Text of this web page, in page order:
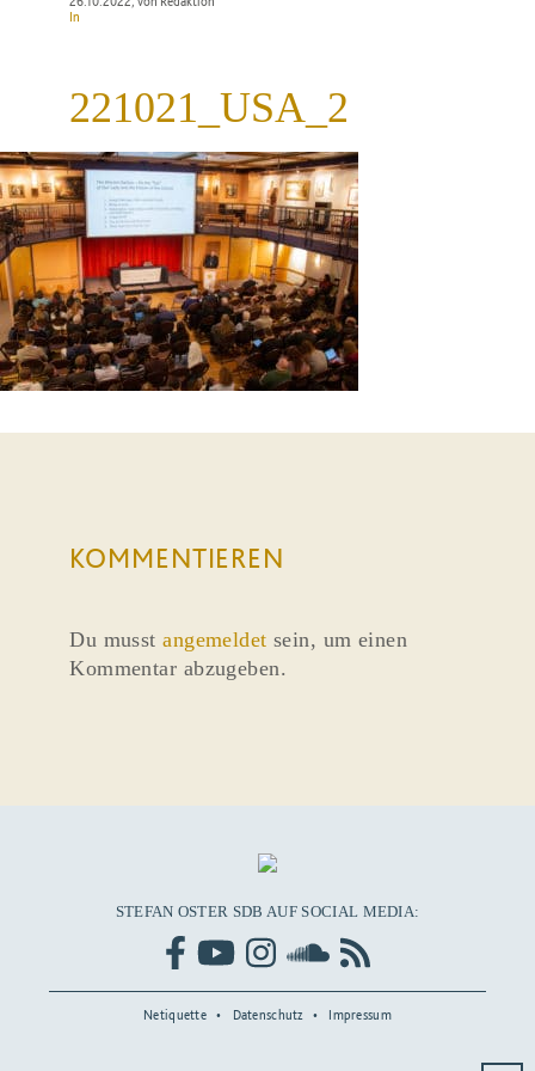
In
221021_USA_2
KOMMENTIEREN
Du musstangemeldet sein, um einen
Kommentar abzugeben.
STEFAN OSTER SDB AUF SOCIAL MEDIA:
Netiquette Datenschutz Impressum